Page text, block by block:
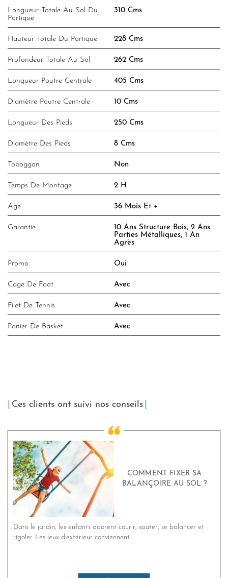
Longueur Totale Au Sol Du
Portique
310 Cms
Hauteur Totale Du Portique 228 Cms
Profondeur Totale Au Sol 262 Cms
Longueur Poutre Centrale 405 Cms
Diamètre Poutre Centrale 10 Cms
Longueur Des Pieds 250 Cms
Diamètre Des Pieds 8 Cms
Toboggan Non
Temps De Montage 2 H
Age 36 Mois Et +
Garantie
10 Ans Structure Bois, 2 Ans
Parties Métalliques, 1 An
Agrès
Promo Oui
Cage De Foot Avec
Filet De Tennis Avec
Panier De Basket Avec
Ces clients ont suivi nos conseils
COMMENT FIXER SA
BALANÇOIRE AU SOL ?
Dans le jardin, les enfants adorent courir, sauter, se balancer et
rigoler. Les jeux d’extérieur conviennent...